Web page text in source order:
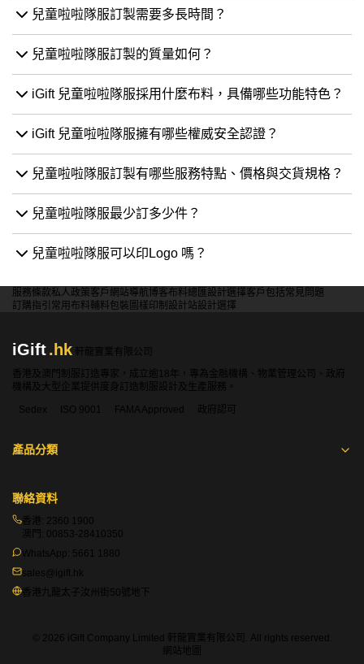
兒童啦啦隊服訂製需要多長時間？
兒童啦啦隊服訂製的質量如何？
iGift 兒童啦啦隊服採用什麼布料，具備哪些功能特色？
iGift 兒童啦啦隊服擁有哪些權威安全認證？
兒童啦啦隊服訂製有哪些服務特點、價格與交貨規格？
兒童啦啦隊服最少訂多少件？
兒童啦啦隊服可以印Logo 嗎？
服務條款私人政策客戶 網站導航博客布料總匯設計選擇客戶包括常見問題
訂購指引 常用布料輔料包裝 圖樣印制 設計站設計選擇
iGift.hk
軒龍實業有限公司
香港及澳門制服訂造專家，成立逾18年，專為金融機構、物業管理公司、政府
機構及大型企業提供度身訂造制服設計及生產服務。
Sedex
ISO 9001 FAMA Approved 政府認可
產品分類
聯絡資料
香港: 2360 1900
澳門: 00853-28410350
WhatsApp: 5661 1880
sales@igift.hk
香港九龍太子汝州街50號地下
© 2026 iGift Company Limited 軒龍實業有限公司. All rights reserved.
網站地圖